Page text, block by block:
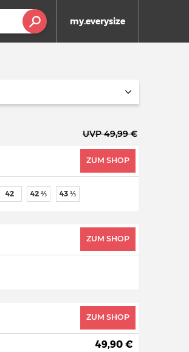
my.everysize
UVP 49,99 €
ZUM SHOP
42 42 ⅔ 43 ⅓
ZUM SHOP
ZUM SHOP
49,90 €